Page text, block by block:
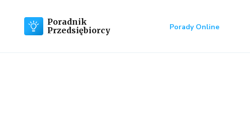
Poradnik
Przedsiębiorcy
Porady Online